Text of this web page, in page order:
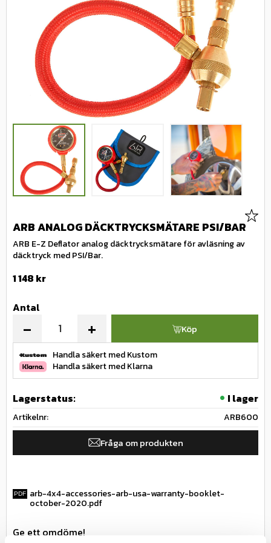
ARB ANALOG DÄCKTRYCKSMÄTARE PSI/BAR
ARB E-Z Deflator analog däcktrycksmätare för avläsning av
däcktryck med PSI/Bar.
1 148 kr
Antal
+
- Köp
Handla säkert med Kustom
Handla säkert med Klarna
Lagerstatus I lager
Artikelnr ARB600
Fråga om produkten
arb-4x4-accessories-arb-usa-warranty-booklet-
october-2020.pdf
Ge ett omdöme!